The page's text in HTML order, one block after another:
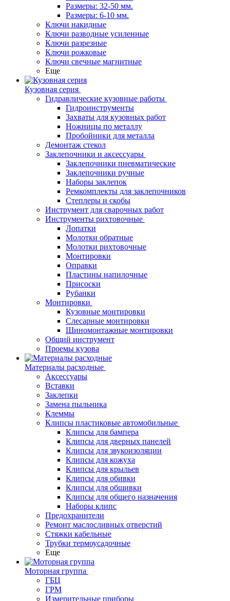
Размеры: 32-50 мм.
Размеры: 6-10 мм.
Ключи накидные
Ключи разводные усиленные
Ключи разрезные
Ключи рожковые
Ключи свечные магнитные
Еще
Кузовная серия
Гидравлические кузовные работы
Гидроинструменты
Захваты для кузовных работ
Ножницы по металлу
Пробойники для металла
Демонтаж стекол
Заклепочники и аксессуары
Заклепочники пневматические
Заклепочники ручные
Наборы заклепок
Ремкомплекты для заклепочников
Степлеры и скобы
Инструмент для сварочных работ
Инструменты рихтовочные
Лопатки
Молотки обратные
Молотки рихтовочные
Монтировки
Оправки
Пластины напилочные
Присоски
Рубанки
Монтировки
Кузовные монтировки
Слесарные монтировки
Шиномонтажные монтировки
Общий инструмент
Проемы кузова
Материалы расходные
Аксессуары
Вставки
Заклепки
Замена пыльника
Клеммы
Клипсы пластиковые автомобильные
Клипсы для бампера
Клипсы для дверных панелей
Клипсы для звукоизоляции
Клипсы для кожуха
Клипсы для крыльев
Клипсы для обивки
Клипсы для обшивки
Клипсы для общего назначения
Наборы клипс
Предохранители
Ремонт маслосливных отверстий
Стяжки кабельные
Трубки термоусадочные
Еще
Моторная группа
ГБЦ
ГРМ
Измерительные приборы